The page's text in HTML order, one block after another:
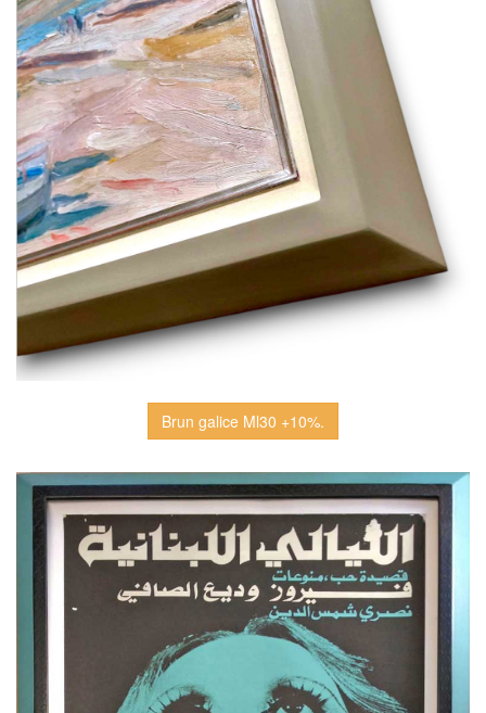
Brun galice Ml30 +10%.